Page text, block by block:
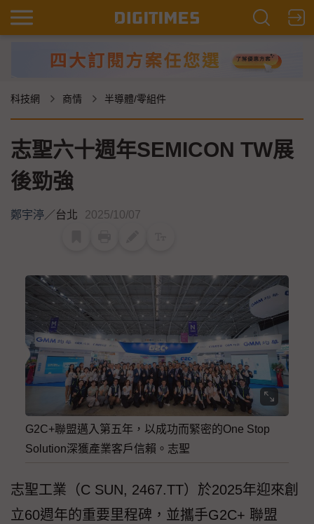
科技網 商情 半導體/零組件
志聖六十週年SEMICON TW展
後勁強
鄭宇渟／台北 2025/10/07
G2C+聯盟邁入第五年，以成功而緊密的One Stop
Solution深獲產業客戶信賴。志聖
志聖工業（C SUN, 2467.TT）於2025年迎來創
立60週年的重要里程碑，並攜手G2C+ 聯盟